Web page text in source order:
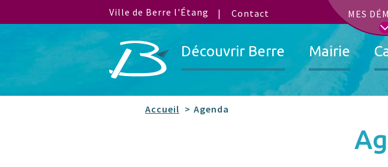
Ville de Berre l'Étang MES
Contact
Découvrir Berre Mairie
Accueil Agenda